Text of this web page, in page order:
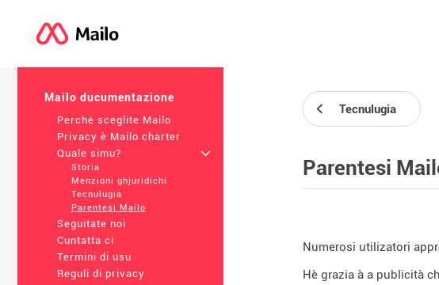
Mailo ducumentazione
Perchè sceglite Mailo
Privacy è Mailo charter
Quale simu?
+
Storia
Menzioni ghjuridichi
Tecnulugia
Parentesi Mailo
Seguitate noi
Cuntatta ci
Termini di usu
Reguli di privacy
Tecnulugia
Parentesi
Numerosi utilizatori
Hè grazia à a publicità